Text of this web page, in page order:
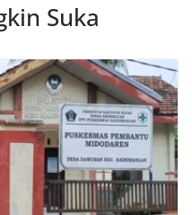
Suka